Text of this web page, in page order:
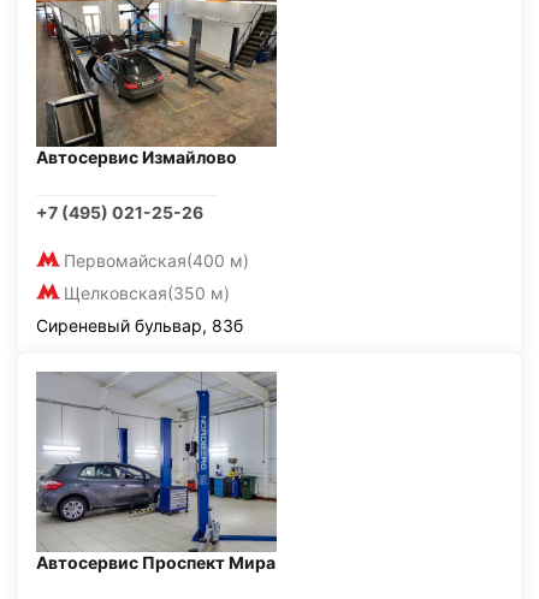
Автосервис Измайлово
+7 (495) 021-25-26
Первомайская(400 м)
Щелковская(350 м)
Сиреневый бульвар, 83б
Автосервис Проспект Мира